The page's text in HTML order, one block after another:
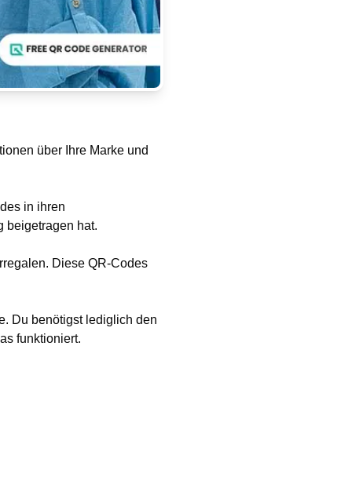
über Ihre Marke und
in ihren
beigetragen hat.
Diese QR-Codes
Du benötigst lediglich den
funktioniert.